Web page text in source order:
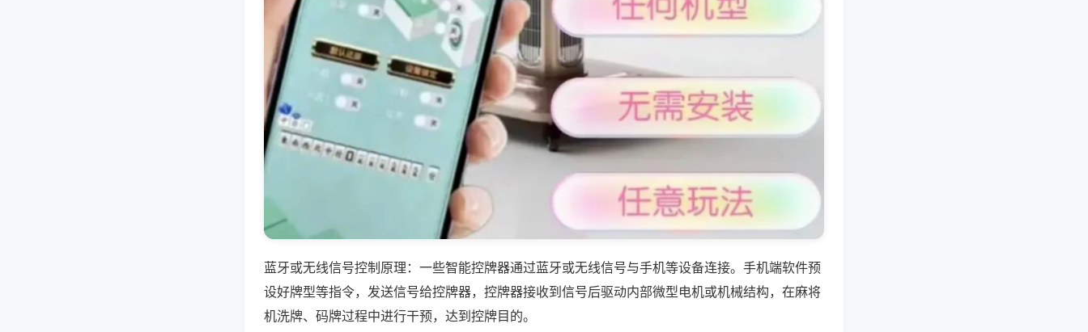
蓝牙或无线信号控制原理：一些智能控牌器通过蓝牙或无线信号与手机等设备连接。手机端软件预
设好牌型等指令，发送信号给控牌器，控牌器接收到信号后驱动内部微型电机或机械结构，在麻将
机洗牌、码牌过程中进行干预，达到控牌目的。